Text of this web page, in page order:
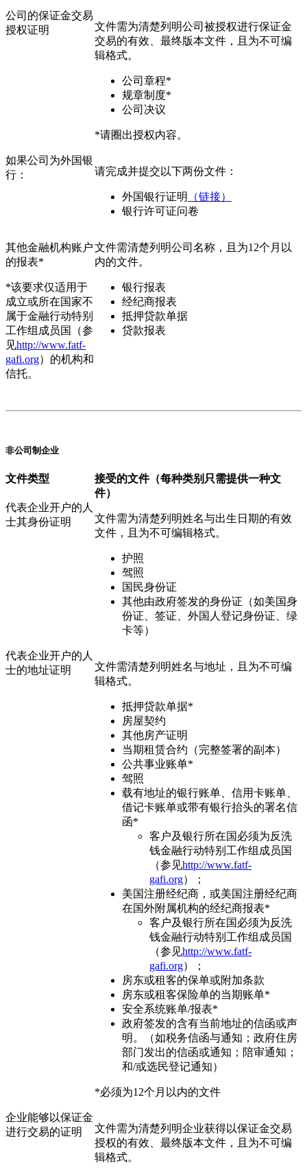
公司的保证金交易
授权证明
文件需为清楚列明公司被授权进行保证金
交易的有效、最终版本文件，且为不可编
辑格式。
公司章程*
规章制度*
公司决议
*请圈出授权内容。
如果公司为外国银
行：
请完成并提交以下两份文件：
外国银行证明
（链接）
银行许可证问卷
其他金融机构账户
的报表*
*该要求仅适用于
成立或所在国家不
属于金融行动特别
工作组成员国（参
见http://www.fatf-
gafi.org）的机构和
信托。
文件需清楚列明公司名称，且为12个月以
内的文件。
银行报表
经纪商报表
抵押贷款单据
贷款报表
非公司制企业
文件类型 接受的文件（每种类别只需提供一种文
件）
代表企业开户的人
士其身份证明
文件需为清楚列明姓名与出生日期的有效
文件，且为不可编辑格式。
护照
驾照
国民身份证
其他由政府签发的身份证（如美国身
份证、签证、外国人登记身份证、绿
卡等）
代表企业开户的人
士的地址证明
文件需清楚列明姓名与地址，且为不可编
辑格式。
抵押贷款单据*
房屋契约
其他房产证明
当期租赁合约（完整签署的副本）
公共事业账单*
驾照
载有地址的银行账单、信用卡账单、
借记卡账单或带有银行抬头的署名信
函*
客户及银行所在国必须为反洗
钱金融行动特别工作组成员国
（参见http://www.fatf-
gafi.org）；
美国注册经纪商，或美国注册经纪商
在国外附属机构的经纪商报表*
客户及银行所在国必须为反洗
钱金融行动特别工作组成员国
（参见http://www.fatf-
gafi.org）；
房东或租客的保单或附加条款
房东或租客保险单的当期账单*
安全系统账单/报表*
政府签发的含有当前地址的信函或声
明。（如税务信函与通知；政府住房
部门发出的信函或通知；陪审通知；
和/或选民登记通知）
*必须为12个月以内的文件
企业能够以保证金
进行交易的证明
文件需为清楚列明企业获得以保证金交易
授权的有效、最终版本文件，且为不可编
辑格式。